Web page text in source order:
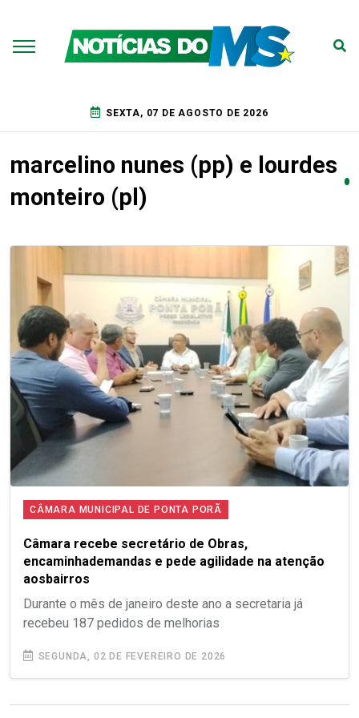
SEXTA, 07 DE AGOSTO DE 2026
marcelino nunes (pp) e lourdes
monteiro (pl)
CÂMARA MUNICIPAL DE PONTA PORÃ
Câmara recebe secretário de Obras,
encaminhademandas e pede agilidade na atenção
aosbairros
Durante o mês de janeiro deste ano a secretaria já
recebeu 187 pedidos de melhorias
SEGUNDA, 02 DE FEVEREIRO DE 2026